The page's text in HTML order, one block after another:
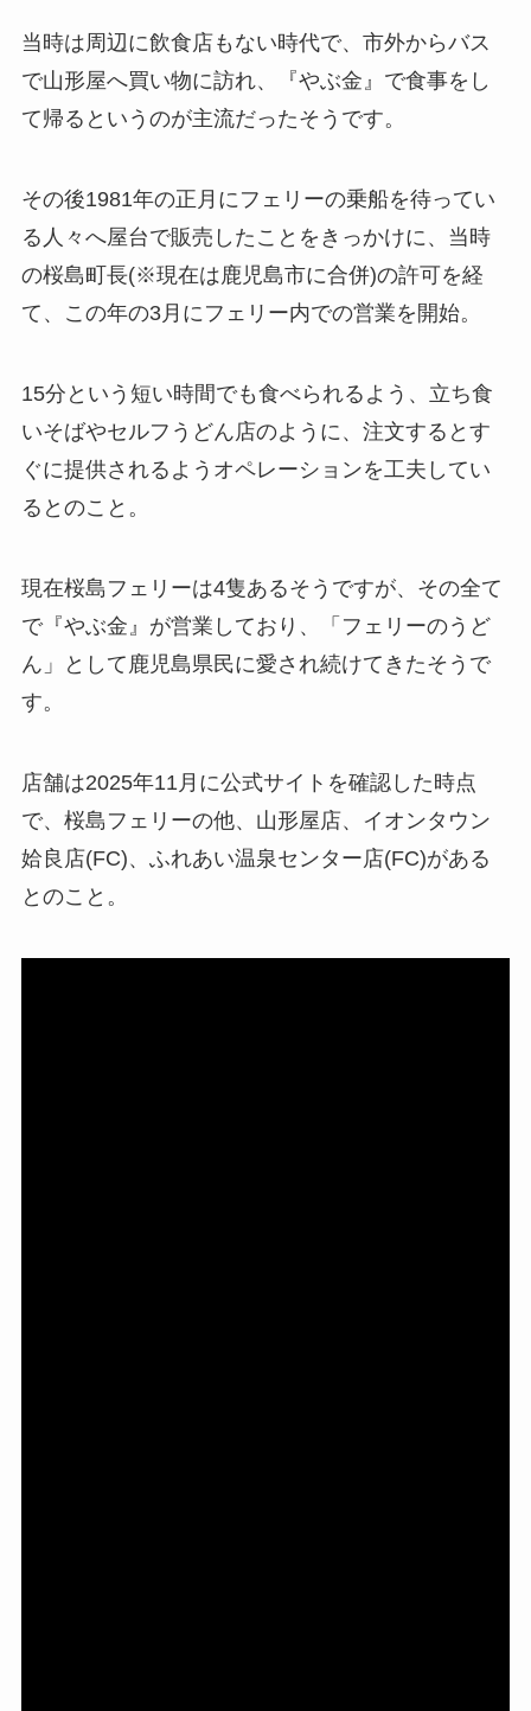
当時は周辺に飲食店もない時代で、市外からバス
で山形屋へ買い物に訪れ、『やぶ金』で食事をし
て帰るというのが主流だったそうです。
その後1981年の正月にフェリーの乗船を待ってい
る人々へ屋台で販売したことをきっかけに、当時
の桜島町長(※現在は鹿児島市に合併)の許可を経
て、この年の3月にフェリー内での営業を開始。
15分という短い時間でも食べられるよう、立ち食
いそばやセルフうどん店のように、注文するとす
ぐに提供されるようオペレーションを工夫してい
るとのこと。
現在桜島フェリーは4隻あるそうですが、その全て
で『やぶ金』が営業しており、「フェリーのうど
ん」として鹿児島県民に愛され続けてきたそうで
す。
店舗は2025年11月に公式サイトを確認した時点
で、桜島フェリーの他、山形屋店、イオンタウン
姶良店(FC)、ふれあい温泉センター店(FC)がある
とのこと。